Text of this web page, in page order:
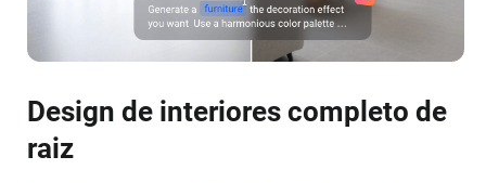
Design de interiores completo de
raiz